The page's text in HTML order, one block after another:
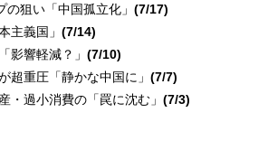
狙い「中国孤立化」 (7/17)
主義国」 (7/14)
響軽減？」 (7/10)
重圧「静かな中国に」 (7/7)
過小消費の「罠に沈む」 (7/3)